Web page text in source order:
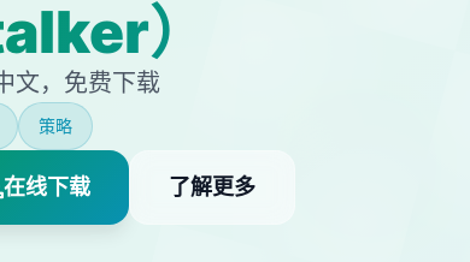
）
文，免费下载
策略
在线下载 了解更多